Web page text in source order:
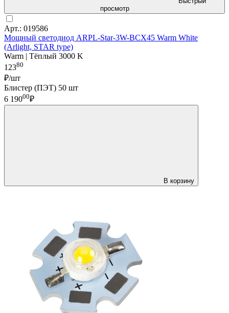
просмотр
Арт.: 019586
Мощный светодиод ARPL-Star-3W-BCX45 Warm White
(Arlight, STAR type)
Warm | Тёплый 3000 K
12380
₽/шт
Блистер (ПЭТ) 50 шт
6 19000₽
В корзину